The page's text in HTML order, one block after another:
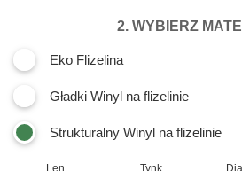
2. WYBIERZ
Eko Flizelina
Gładki Winyl na flizelinie
Strukturalny Winyl na flizelinie
Len Tynk